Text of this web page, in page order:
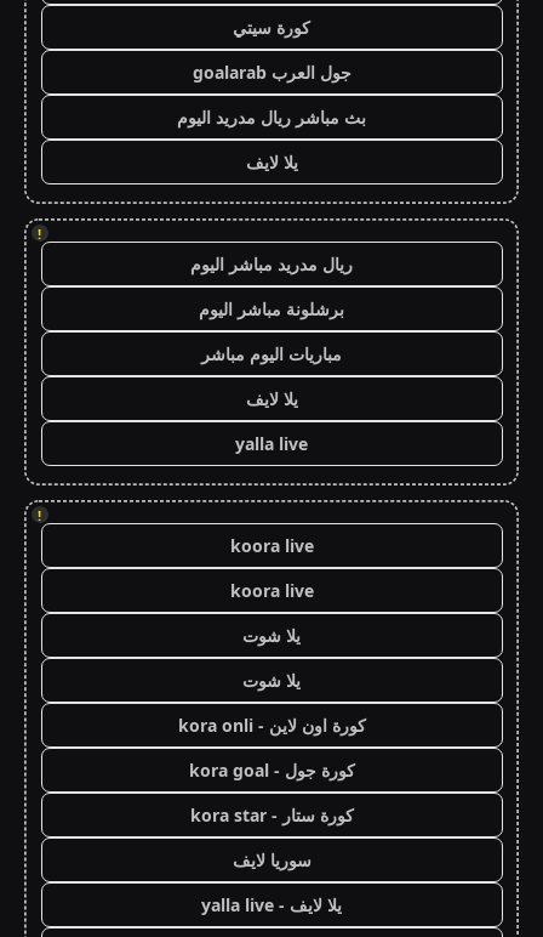
كورة سيتي
جول العرب goalarab
بث مباشر ريال مدريد اليوم
يلا لايف
!
ريال مدريد مباشر اليوم
برشلونة مباشر اليوم
مباريات اليوم مباشر
يلا لايف
yalla live
!
koora live
koora live
يلا شوت
يلا شوت
كورة اون لاين - kora onli
كورة جول - kora goal
كورة ستار - kora star
سوريا لايف
يلا لايف - yalla live